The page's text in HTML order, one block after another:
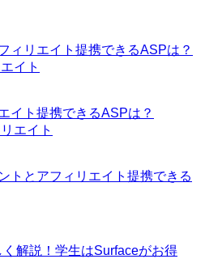
ィリエイト提携できるASPは？
イト
イト提携できるASPは？
エイト
トとアフィリエイト提携できる
解説！学生はSurfaceがお得